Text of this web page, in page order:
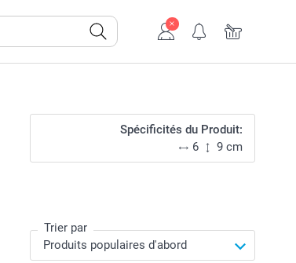
Spécificités du Produit:
6
9 cm
Trier par